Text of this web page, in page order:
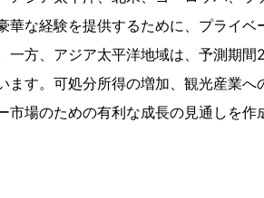
な経験を提供するために、プライベ
一方、アジア太平洋地域は、予測期
す。可処分所得の増加、観光産業へ
場のための有利な成長の見通しを作